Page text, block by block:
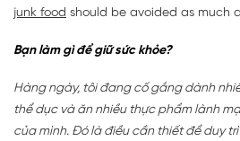
junk food should be avoided as much
Bạn làm gì để giữ sức khỏe?
Hàng ngày, tôi đang cố gắng dành
thể dục và ăn nhiều thực phẩm lành
của mình. Đó là điều cần thiết để duy